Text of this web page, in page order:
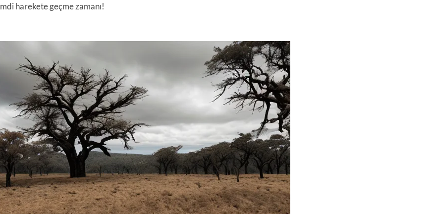
harekete geçme zamanı!